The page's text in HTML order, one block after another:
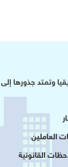
وتمتد جذورها
العاملين
القانونية